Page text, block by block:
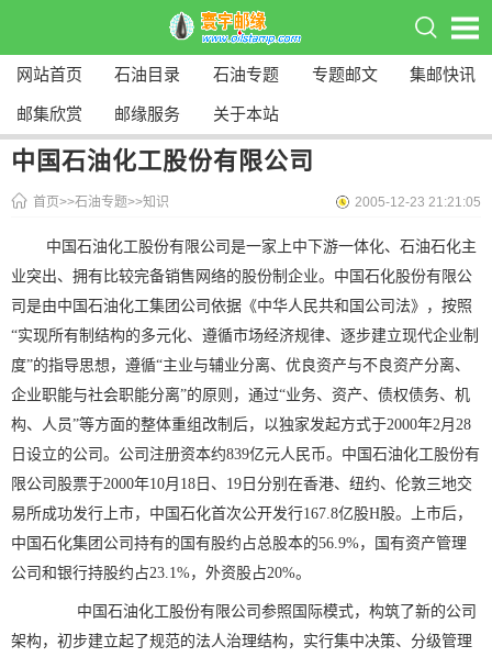
网站首页 石油目录 石油专题 专题邮文 集邮快讯
邮集欣赏 邮缘服务 关于本站
中国石油化工股份有限公司
首页>>石油专题>>知识 2005-12-23 21:21:05
中国石油化工股份有限公司是一家上中下游一体化、石油石化主
业突出、拥有比较完备销售网络的股份制企业。中国石化股份有限公
司是由中国石油化工集团公司依据《中华人民共和国公司法》，按照
“实现所有制结构的多元化、遵循市场经济规律、逐步建立现代企业制
度”的指导思想，遵循“主业与辅业分离、优良资产与不良资产分离、
企业职能与社会职能分离”的原则，通过“业务、资产、债权债务、机
构、人员”等方面的整体重组改制后，以独家发起方式于2000年2月28
日设立的公司。公司注册资本约839亿元人民币。中国石油化工股份有
限公司股票于2000年10月18日、19日分别在香港、纽约、伦敦三地交
易所成功发行上市，中国石化首次公开发行167.8亿股H股。上市后，
中国石化集团公司持有的国有股约占总股本的56.9%，国有资产管理
公司和银行持股约占23.1%，外资股占20%。
中国石油化工股份有限公司参照国际模式，构筑了新的公司
架构，初步建立起了规范的法人治理结构，实行集中决策、分级管理